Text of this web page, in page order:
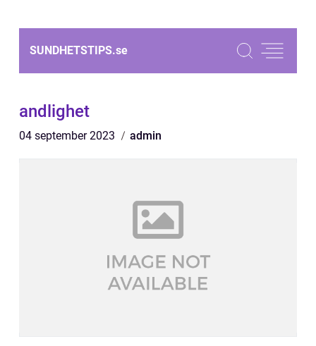
SUNDHETSTIPS.se
andlighet
04 september 2023 admin